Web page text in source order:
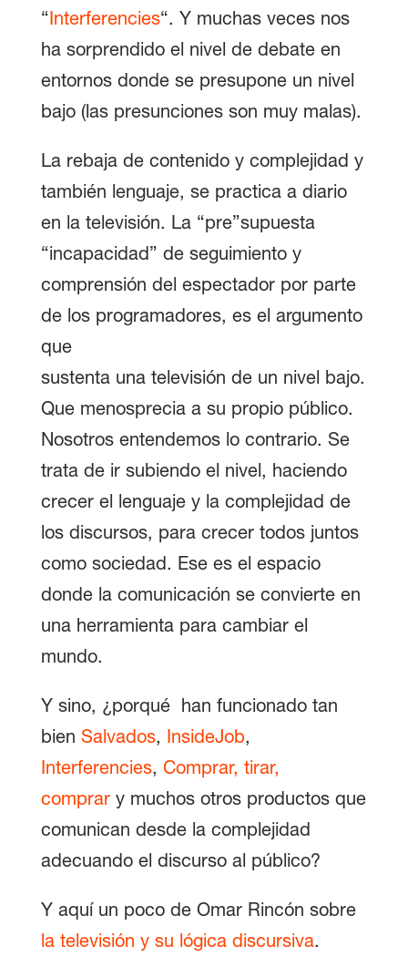
“Interferencies“. Y muchas veces nos
ha sorprendido el nivel de debate en
entornos donde se presupone un nivel
bajo (las presunciones son muy malas).
La rebaja de contenido y complejidad y
también lenguaje, se practica a diario
en la televisión. La “pre”supuesta
“incapacidad” de seguimiento y
comprensión del espectador por parte
de los programadores, es el argumento
que
sustenta una televisión de un nivel bajo.
Que menosprecia a su propio público.
Nosotros entendemos lo contrario. Se
trata de ir subiendo el nivel, haciendo
crecer el lenguaje y la complejidad de
los discursos, para crecer todos juntos
como sociedad. Ese es el espacio
donde la comunicación se convierte en
una herramienta para cambiar el
mundo.
Y sino, ¿porqué han funcionado tan
bien Salvados, InsideJob,
Interferencies, Comprar, tirar,
comprary muchos otros productos que
comunican desde la complejidad
adecuando el discurso al público?
Y aquí un poco de Omar Rincón sobre
la televisión y su lógica discursiva.